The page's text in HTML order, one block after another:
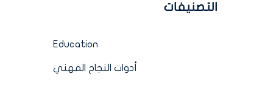
التصنيفات
Education
أدوات النجاح المهني